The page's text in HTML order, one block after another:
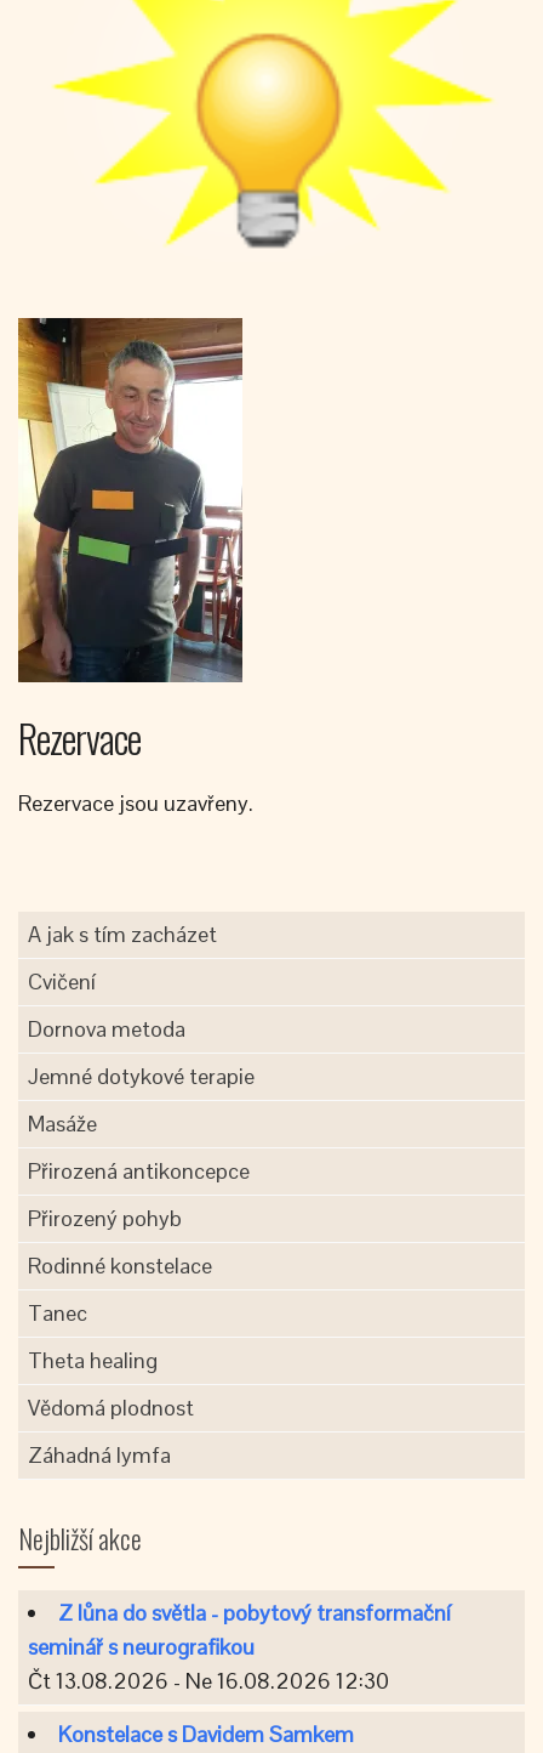
Rezervace
Rezervace jsou uzavřeny.
A jak s tím zacházet
Cvičení
Dornova metoda
Jemné dotykové terapie
Masáže
Přirozená antikoncepce
Přirozený pohyb
Rodinné konstelace
Tanec
Theta healing
Vědomá plodnost
Záhadná lymfa
Nejbližší akce
Z lůna do světla - pobytový transformační
seminář s neurografikou
Čt 13.08.2026 - Ne 16.08.2026 12:30
Konstelace s Davidem Samkem